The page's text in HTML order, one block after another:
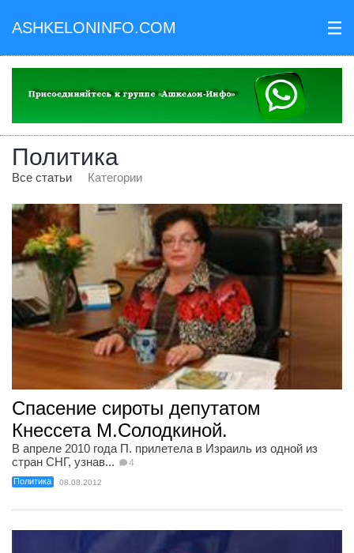
ASHKELONINFO.COM III
Политика
Все статьи Категории
Спасение сироты депутатом
Кнессета М.Солодкиной.
В апреле 2010 года П. прилетела в Израиль из одной из
стран СНГ, узнав...
4
Политика 08.08.2012